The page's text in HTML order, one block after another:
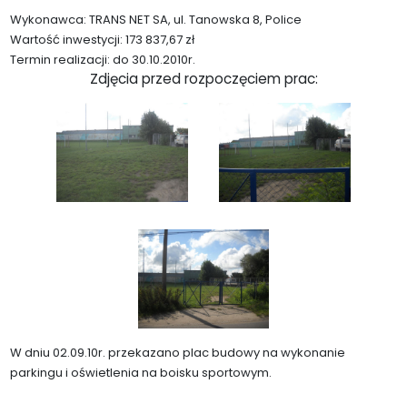
Wykonawca: TRANS NET SA, ul. Tanowska 8, Police
Wartość inwestycji: 173 837,67 zł
Termin realizacji: do 30.10.2010r.
Zdjęcia przed rozpoczęciem prac:
W dniu 02.09.10r. przekazano plac budowy na wykonanie
parkingu i oświetlenia na boisku sportowym.